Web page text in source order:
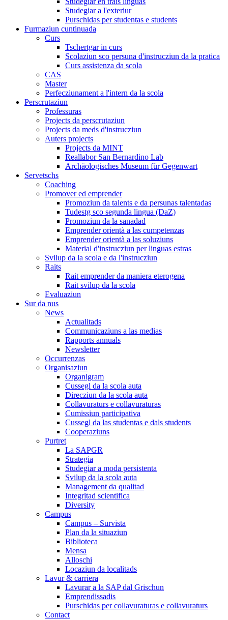
Studegiar a l'exteriur
Purschidas per studentas e students
Furmaziun cuntinuada
Curs
Tschertgar in curs
Scolaziun sco persuna d'instrucziun da la pratica
Curs assistenza da scola
CAS
Master
Perfecziunament a l'intern da la scola
Perscrutaziun
Professuras
Projects da perscrutaziun
Projects da meds d'instrucziun
Auters projects
Projects da MINT
Reallabor San Bernardino Lab
Archäologisches Museum für Gegenwart
Servetschs
Coaching
Promover ed emprender
Promoziun da talents e da persunas talentadas
Tudestg sco segunda lingua (DaZ)
Promoziun da la sanadad
Emprender orientà a las cumpetenzas
Emprender orientà a las soluziuns
Material d'instrucziun per linguas estras
Svilup da la scola e da l'instrucziun
Raits
Rait emprender da maniera eterogena
Rait svilup da la scola
Evaluaziun
Sur da nus
News
Actualitads
Communicaziuns a las medias
Rapports annuals
Newsletter
Occurrenzas
Organisaziun
Organigram
Cussegl da la scola auta
Direcziun da la scola auta
Collavuraturs e collavuraturas
Cumissiun participativa
Cussegl da las studentas e dals students
Cooperaziuns
Purtret
La SAPGR
Strategia
Studegiar a moda persistenta
Svilup da la scola auta
Management da qualitad
Integritad scientifica
Diversity
Campus
Campus – Survista
Plan da la situaziun
Biblioteca
Mensa
Alloschi
Locaziun da localitads
Lavur & carriera
Lavurar a la SAP dal Grischun
Emprendissadis
Purschidas per collavuraturas e collavuraturs
Contact